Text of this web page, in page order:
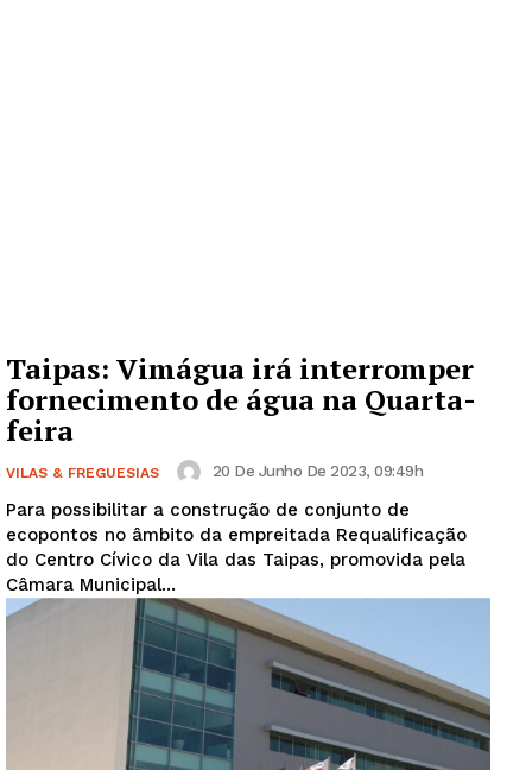
Taipas: Vimágua irá interromper
fornecimento de água na Quarta-
feira
VILAS & FREGUESIAS 20 De Junho De 2023, 09:49h
Para possibilitar a construção de conjunto de
ecopontos no âmbito da empreitada Requalificação
do Centro Cívico da Vila das Taipas, promovida pela
Câmara Municipal...